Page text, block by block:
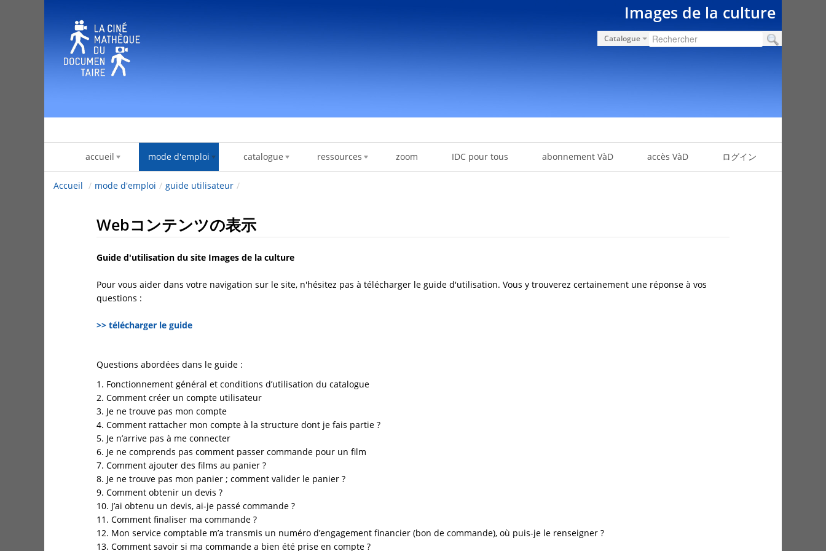
Images de la culture
Catalogue
accueil mode d'emploi catalogue ressources zoom IDC pour tous abonnement VàD accès VàD ログイン
Accueil / mode d'emploi / guide utilisateur /
Webコンテンツの表示
Guide d'utilisation du site Images de la culture
Pour vous aider dans votre navigation sur le site, n'hésitez pas à télécharger le guide d'utilisation. Vous y trouverez certainement une réponse à vos
questions :
>> télécharger le guide
Questions abordées dans le guide :
1. Fonctionnement général et conditions d’utilisation du catalogue
2. Comment créer un compte utilisateur
3. Je ne trouve pas mon compte
4. Comment rattacher mon compte à la structure dont je fais partie ?
5. Je n’arrive pas à me connecter
6. Je ne comprends pas comment passer commande pour un film
7. Comment ajouter des films au panier ?
8. Je ne trouve pas mon panier ; comment valider le panier ?
9. Comment obtenir un devis ?
10. J’ai obtenu un devis, ai-je passé commande ?
11. Comment finaliser ma commande ?
12. Mon service comptable m’a transmis un numéro d’engagement financier (bon de commande), où puis-je le renseigner ?
13. Comment savoir si ma commande a bien été prise en compte ?